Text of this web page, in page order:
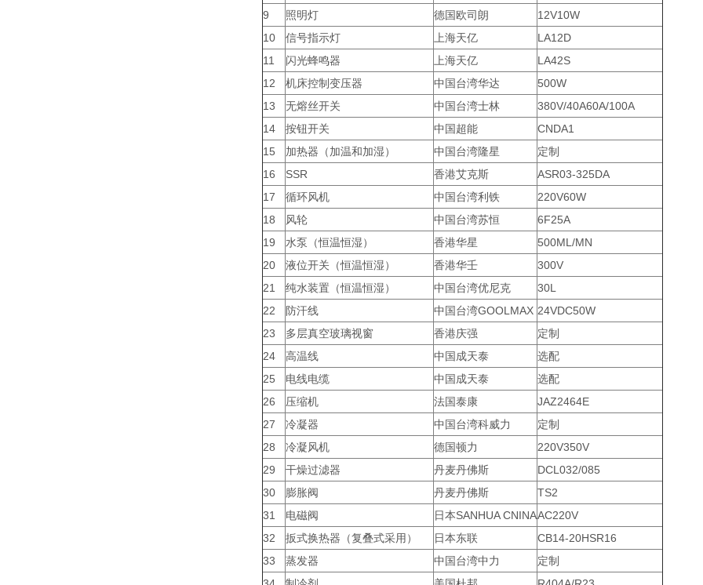
9
照明灯 德国欧司朗
12V10W
10
信号指示灯 上海天亿
LA12D
11
闪光蜂鸣器 上海天亿
LA42S
12
机床控制变压器 中国台湾华达
500W
13
无熔丝开关 中国台湾士林
380V/40A60A/100A
14
按钮开关 中国超能
CNDA1
15
加热器（加温和加湿） 中国台湾隆星
定制
16
SSR 香港艾克斯
ASR03-325DA
17
循环风机 中国台湾利铁
220V60W
18
风轮 中国台湾苏恒
6F25A
19
水泵（恒温恒湿） 香港华星
500ML/MN
20
液位开关（恒温恒湿） 香港华壬
300V
21
纯水装置（恒温恒湿） 中国台湾优尼克
30L
22
防汗线 中国台湾GOOLMAX 24VDC50W
23
多层真空玻璃视窗 香港庆强
定制
24
高温线 中国成天泰
选配
25
电线电缆 中国成天泰
选配
26
压缩机 法国泰康
JAZ2464E
27
冷凝器 中国台湾科威力
定制
28
冷凝风机 德国顿力
220V350V
29
干燥过滤器 丹麦丹佛斯
DCL032/085
30
膨胀阀 丹麦丹佛斯
TS2
31
电磁阀 日本SANHUA CNINAAC220V
32
扳式换热器（复叠式采用） 日本东联
CB14-20HSR16
33
蒸发器 中国台湾中力
定制